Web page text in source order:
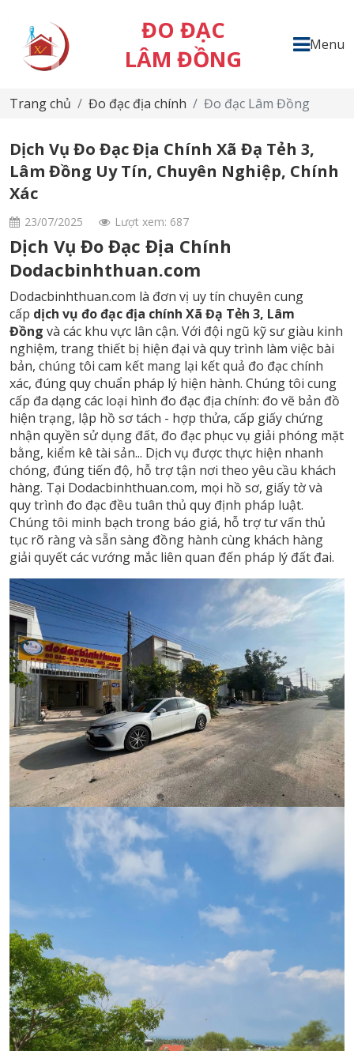
ĐO ĐẠC
LÂM ĐỒNG
Menu
Trang chủ Đo đạc địa chính Đo đạc Lâm Đồng
Dịch Vụ Đo Đạc Địa Chính Xã Đạ Tẻh 3,
Lâm Đồng Uy Tín, Chuyên Nghiệp, Chính
Xác
23/07/2025 Lượt xem: 687
Dịch Vụ Đo Đạc Địa Chính
Dodacbinhthuan.com
Dodacbinhthuan.com là đơn vị uy tín chuyên cung
cấp dịch vụ đo đạc địa chính Xã Đạ Tẻh 3, Lâm
Đồng và các khu vực lân cận. Với đội ngũ kỹ sư giàu kinh
nghiệm, trang thiết bị hiện đại và quy trình làm việc bài
bản, chúng tôi cam kết mang lại kết quả đo đạc chính
xác, đúng quy chuẩn pháp lý hiện hành. Chúng tôi cung
cấp đa dạng các loại hình đo đạc địa chính: đo vẽ bản đồ
hiện trạng, lập hồ sơ tách - hợp thửa, cấp giấy chứng
nhận quyền sử dụng đất, đo đạc phục vụ giải phóng mặt
bằng, kiểm kê tài sản... Dịch vụ được thực hiện nhanh
chóng, đúng tiến độ, hỗ trợ tận nơi theo yêu cầu khách
hàng. Tại Dodacbinhthuan.com, mọi hồ sơ, giấy tờ và
quy trình đo đạc đều tuân thủ quy định pháp luật.
Chúng tôi minh bạch trong báo giá, hỗ trợ tư vấn thủ
tục rõ ràng và sẵn sàng đồng hành cùng khách hàng
giải quyết các vướng mắc liên quan đến pháp lý đất đai.